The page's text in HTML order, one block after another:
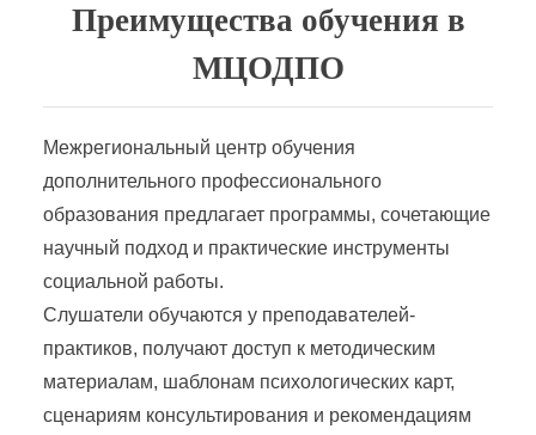
Преимущества обучения в
МЦОДПО
Межрегиональный центр обучения
дополнительного профессионального
образования предлагает программы, сочетающие
научный подход и практические инструменты
социальной работы.
Слушатели обучаются у преподавателей-
практиков, получают доступ к методическим
материалам, шаблонам психологических карт,
сценариям консультирования и рекомендациям